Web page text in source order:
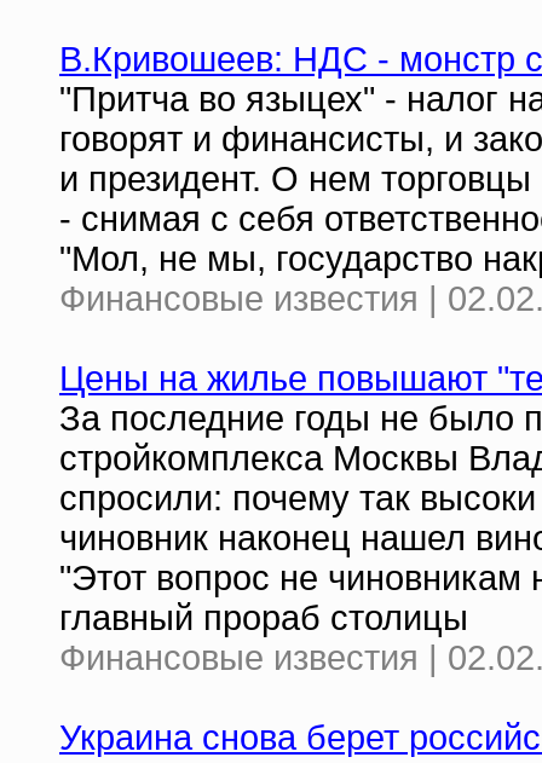
В.Кривошеев: НДС - монстр
"Притча во языцех" - налог
говорят и финансисты, и
и президент. О нем
- снимая с себя
"Мол, не мы, государство
Финансовые известия |
Цены на жилье повышают
За последние годы не было
стройкомплекса Москвы
спросили: почему так
чиновник наконец нашел
"Этот вопрос не чиновникам
главный прораб столицы
Финансовые известия |
Украина снова берет